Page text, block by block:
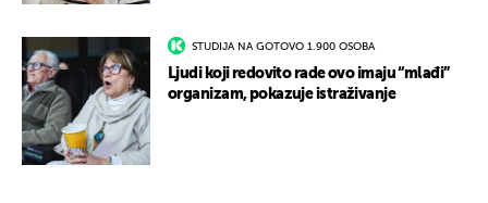
STUDIJA NA GOTOVO 1.900 OSOBA
Ljudi koji redovito rade ovo imaju “mlađi”
organizam, pokazuje istraživanje